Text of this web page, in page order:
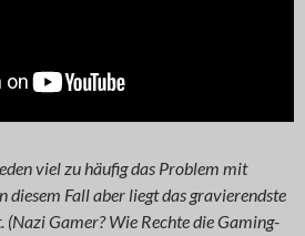
viel zu häufig das Problem mit
diesem Fall aber liegt das gravierendste
Gamer? Wie Rechte die Gaming-